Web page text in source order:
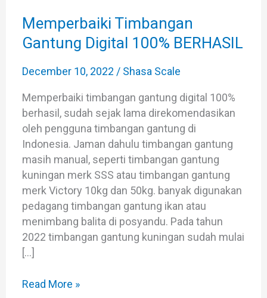
Memperbaiki Timbangan
Gantung Digital 100% BERHASIL
December 10, 2022 / Shasa Scale
Memperbaiki timbangan gantung digital 100%
berhasil, sudah sejak lama direkomendasikan
oleh pengguna timbangan gantung di
Indonesia. Jaman dahulu timbangan gantung
masih manual, seperti timbangan gantung
kuningan merk SSS atau timbangan gantung
merk Victory 10kg dan 50kg. banyak digunakan
pedagang timbangan gantung ikan atau
menimbang balita di posyandu. Pada tahun
2022 timbangan gantung kuningan sudah mulai
[…]
Read More »